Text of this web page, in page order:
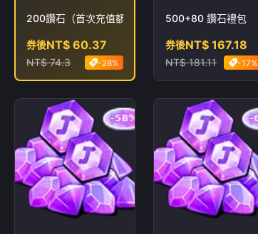
200鑽石（首次充值額外贈送100鑽石）
券後NT$ 60.37
NT$ 74.3 -28%
500+80 鑽石禮包
券後NT$ 167.18
NT$ 181.11 -17%